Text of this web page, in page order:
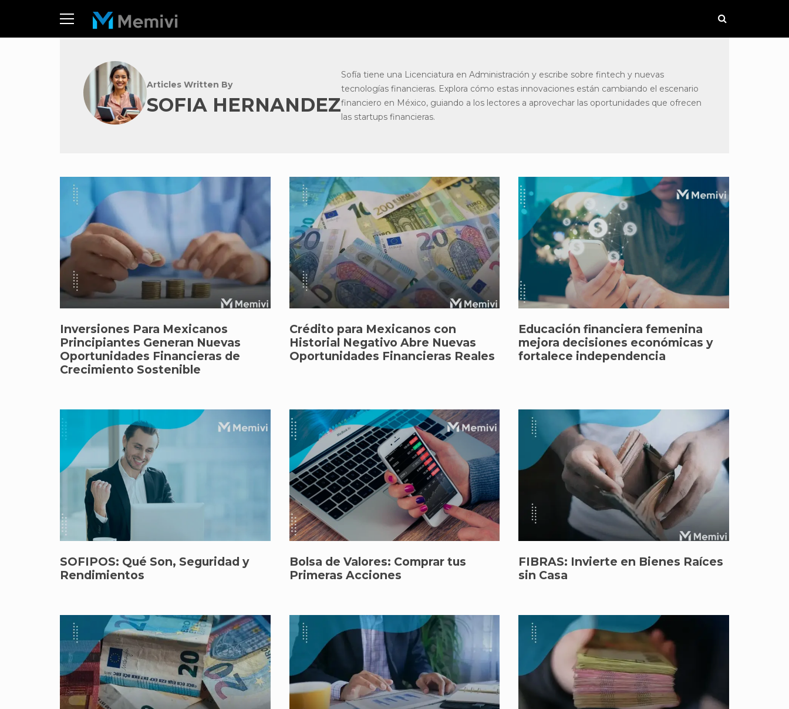
Articles Written By
SOFIA HERNANDEZ
Sofía tiene una Licenciatura en Administración y escribe sobre fintech y nuevas
tecnologías financieras. Explora cómo estas innovaciones están cambiando el escenario
financiero en México, guiando a los lectores a aprovechar las oportunidades que ofrecen
las startups financieras.
Inversiones Para Mexicanos
Principiantes Generan Nuevas
Oportunidades Financieras de
Crecimiento Sostenible
Crédito para Mexicanos con
Historial Negativo Abre Nuevas
Oportunidades Financieras Reales
Educación financiera femenina
mejora decisiones económicas y
fortalece independencia
SOFIPOS: Qué Son, Seguridad y
Rendimientos
Bolsa de Valores: Comprar tus
Primeras Acciones
FIBRAS: Invierte en Bienes Raíces
sin Casa